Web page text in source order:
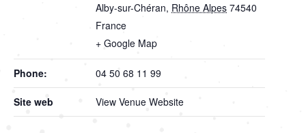
Alby-sur-Chéran, Rhône Alpes 74540
France
+ Google Map
Phone: 04 50 68 11 99
Site web View Venue Website